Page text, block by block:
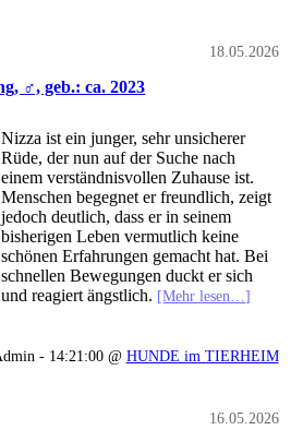
18.05.2026
♂, geb.: ca. 2023
Nizza ist ein junger, sehr unsicherer
Rüde, der nun auf der Suche nach
einem verständnisvollen Zuhause ist.
Menschen begegnet er freundlich, zeigt
jedoch deutlich, dass er in seinem
bisherigen Leben vermutlich keine
schönen Erfahrungen gemacht hat. Bei
schnellen Bewegungen duckt er sich
und reagiert ängstlich. [Mehr lesen…]
- 14:21:00 @ HUNDE im TIERHEIM
16.05.2026